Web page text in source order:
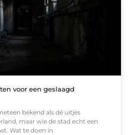
voor een geslaagd
bekend als dé uitjes
maar wie de stad echt een
Wat te doen in